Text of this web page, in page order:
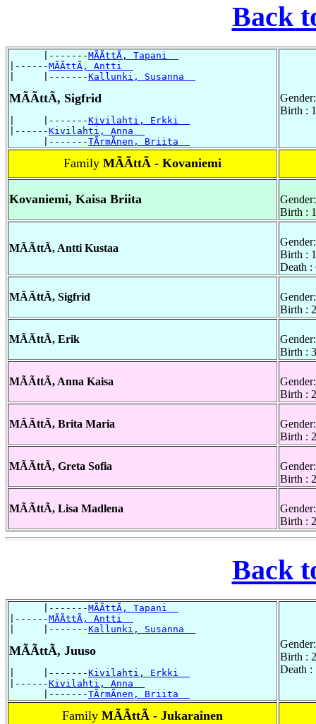
Back
      |-------
MÃÃttÃ, Tapani
|------MÃÃttÃ, Antti
|     |-------Kallunki, Susanna
MÃÃttÃ, Sigfrid
|     |-------Kivilahti, Erkki
|------Kivilahti, Anna
      |-------
TÃrmÃnen, Briita
Birth :
Family MÃÃttÃ - Kovaniemi
Kovaniemi, Kaisa Briita
Birth :
MÃÃttÃ, Antti Kustaa
Birth :
Death :
MÃÃttÃ, Sigfrid
Birth :
MÃÃttÃ, Erik
Birth :
MÃÃttÃ, Anna Kaisa
Birth :
MÃÃttÃ, Brita Maria
Birth :
MÃÃttÃ, Greta Sofia
Birth :
MÃÃttÃ, Lisa Madlena
Birth :
Back
      |-------
MÃÃttÃ, Tapani
|------MÃÃttÃ, Antti
|     |-------Kallunki, Susanna
MÃÃttÃ, Juuso
|     |-------Kivilahti, Erkki
|------Kivilahti, Anna
      |-------
TÃrmÃnen, Briita
Birth :
Death :
Family MÃÃttÃ - Jukarainen